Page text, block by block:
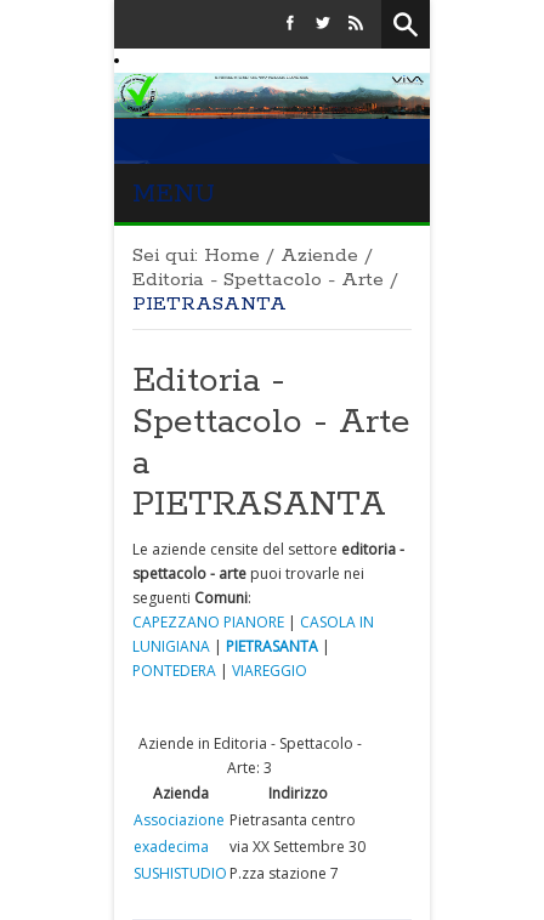
MENU
Sei qui: Home / Aziende /
Editoria - Spettacolo - Arte /
PIETRASANTA
Editoria -
Spettacolo - Arte
a
PIETRASANTA
Le aziende censite del settore editoria -
spettacolo - arte puoi trovarle nei
seguenti Comuni:
CAPEZZANO PIANORE | CASOLA IN
LUNIGIANA | PIETRASANTA |
PONTEDERA | VIAREGGIO
Aziende in Editoria - Spettacolo -
Arte: 3
Azienda
Indirizzo
Associazione Pietrasanta centro
exadecima
via XX Settembre 30
SUSHISTUDIO P.zza stazione 7